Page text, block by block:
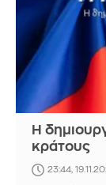
Η
κράτους
23:44,